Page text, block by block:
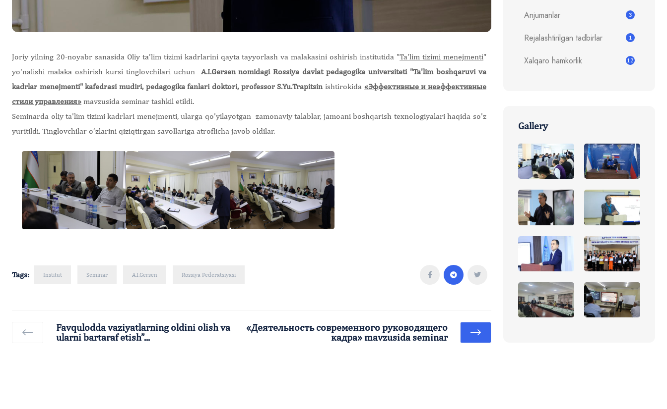
Joriy yilning 20-noyabr sanasida Oliy ta’lim tizimi kadrlarini qayta tayyorlash va malakasini oshirish institutida "Ta'lim tizimi menejmenti"
yo'nalishi malaka oshirish kursi tinglovchilari uchun A.I.Gersen nomidagi Rossiya davlat pedagogika universiteti "Ta'lim boshqaruvi va
kadrlar menejmenti" kafedrasi mudiri, pedagogika fanlari doktori, professor S.Yu.Trapitsin ishtirokida «Эффективные и неэффективные
стили управления» mavzusida seminar tashkil etildi.
Seminarda oliy ta'lim tizimi kadrlari menejmenti, ularga qo'yilayotgan zamonaviy talablar, jamoani boshqarish texnologiyalari haqida so'z
yuritildi. Tinglovchilar o‘zlarini qiziqtirgan savollariga atroflicha javob oldilar.
Tags: Institut Seminar A.I.Gersen Rossiya Federatsiyasi
Favqulodda vaziyatlarning oldini olish va
ularni bartaraf etish”...
«Деятельность современного руководящего
кадра» mavzusida seminar
Anjumanlar 3
Rejalashtirilgan tadbirlar 1
Xalqaro hamkorlik 12
Gallery